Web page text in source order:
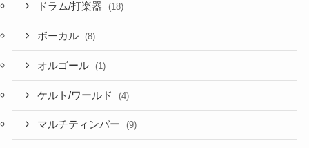
ドラム/打楽器 (18)
ボーカル (8)
オルゴール (1)
ケルト/ワールド (4)
マルチティンバー (9)